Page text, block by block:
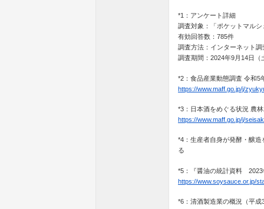
*1：アンケート詳細
調査対象：「ポケットマル
有効回答数：785件
調査方法：インターネット調
調査期間：2024年9月14日（
*2：食品産業動態調査 令和5
https://www.maff.go.jp/j/
*3：日本酒をめぐる状況 農
https://www.maff.go.jp/j/
*4：生産者自身が発酵・醸
る
*5：『醤油の統計資料 2023
https://www.soysauce.or.jp/
*6：清酒製造業の概況（平